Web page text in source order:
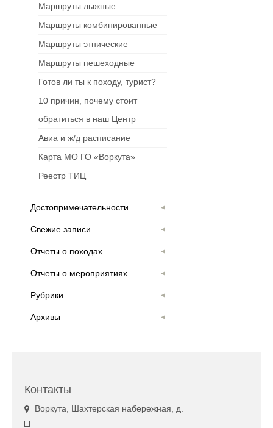
Маршруты лыжные
Маршруты комбинированные
Маршруты этнические
Маршруты пешеходные
Готов ли ты к походу, турист?
10 причин, почему стоит
обратиться в наш Центр
Авиа и ж/д расписание
Карта МО ГО «Воркута»
Реестр ТИЦ
Достопримечательности
Свежие записи
Отчеты о походах
Отчеты о мероприятиях
Рубрики
Архивы
Контакты
Воркута, Шахтерская набережная, д.